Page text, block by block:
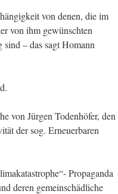
von denen, die im
von ihm gewünschten
– das sagt Homann
von Jürgen Todenhöfer, den
der sog. Erneuerbaren
Propaganda
deren gemeinschädliche